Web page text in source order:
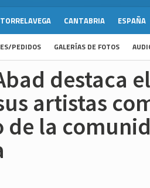
TORRELAVEGA CANTABRIA ESPAÑA
PEDIDOS GALERÍAS DE FOTOS
destaca
artistas
de la